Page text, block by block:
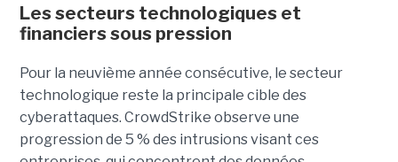
Les secteurs technologiques et
financiers sous pression
Pour la neuvième année consécutive, le secteur
technologique reste la principale cible des
cyberattaques. CrowdStrike observe une
progression de 5 % des intrusions visant ces